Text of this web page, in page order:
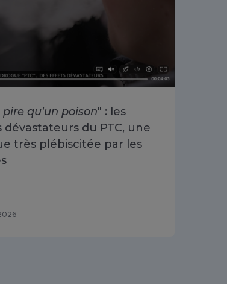
pire qu'un poison" : les
dévastateurs du PTC, une
très plébiscitée par les